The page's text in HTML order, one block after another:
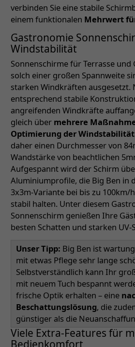
verbinden Sie eine stabile
einem funktionalen Mehrwert
Gastronomie
Windstabilität
Sonnenschirme für Terrasse
solch einer großen Spannweite
starken Windkräften ausgesetzt.
entsprechend stabile
angreifenden Windkräfte
gleich über mehrere
Optimierung der Windstabilität
daher einen Durchmesser von
Wandstärke von beachtlichen
Aufgespannt wird der Schirm
Aluminiumprofile, die Big Ben in
3x3m-Variante bei bis zu 100km/
stabil halten. Unter diesem
Sonnenschirm genießen Ihre
besten Schatten und starken UV-
Unser Tipp: Big Ben ist
mit etwas Pflege sehr lange
Selbstverständlich kann Ihr
mit neuem Tuch bespannt
frische Optik erhalten – eine
Beschattungslösung, die
günstiger als die
Viele Extra-Features für
Bedienkomfort